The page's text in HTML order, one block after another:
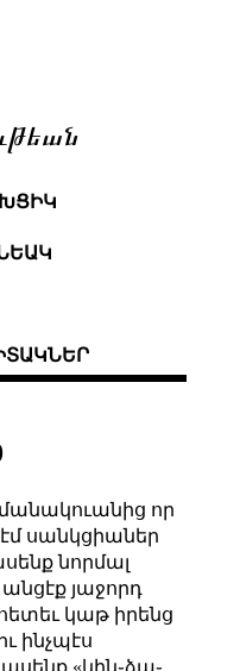
ԽՑԻԿ
որ
սանկցիաներ
նորմալ
յաջորդ
կաթ իրենց
ինչպէս
«կին֊ձա֊